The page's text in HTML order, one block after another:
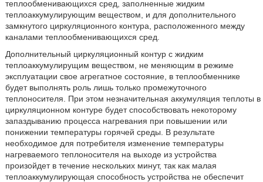
теплообменивающихся сред, заполненные жидким
теплоаккумулирующим веществом, и для дополнительного
замкнутого циркуляционного контура, расположенного между
каналами теплообменивающихся сред.
Дополнительный циркуляционный контур с жидким
теплоаккумулирущим веществом, не меняющим в режиме
эксплуатации свое агрегатное состояние, в теплообменнике
будет выполнять роль лишь только промежуточного
теплоносителя. При этом незначительная аккумуляция теплоты в
циркуляционном контуре будет способствовать некоторому
запаздыванию процесса нагревания при повышении или
понижении температуры горячей среды. В результате
необходимое для потребителя изменение температуры
нагреваемого теплоносителя на выходе из устройства
произойдет в течение нескольких минут, так как малая
теплоаккумулирующая способность устройства не обеспечит